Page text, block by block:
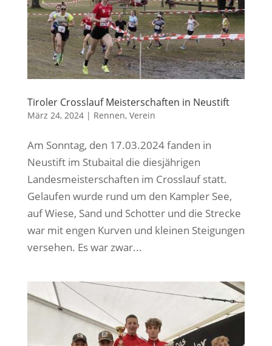
Tiroler Crosslauf Meisterschaften in Neustift
März 24, 2024| Rennen, Verein
Am Sonntag, den 17.03.2024 fanden in
Neustift im Stubaital die diesjährigen
Landesmeisterschaften im Crosslauf statt.
Gelaufen wurde rund um den Kampler See,
auf Wiese, Sand und Schotter und die Strecke
war mit engen Kurven und kleinen Steigungen
versehen. Es war zwar...